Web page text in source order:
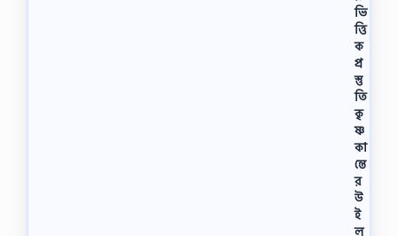
ভি
ত্তি
ক
প্র
স্তু
তি
কৃ
ষ্ণ
কা
ন্তে
র
উ
ই
ল